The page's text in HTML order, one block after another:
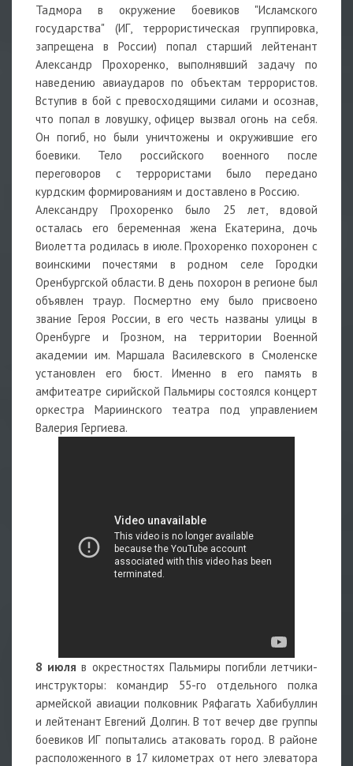
Тадмора в окружение боевиков "Исламского
государства" (ИГ, террористическая группировка,
запрещена в России) попал старший лейтенант
Александр Прохоренко, выполнявший задачу по
наведению авиаударов по объектам террористов.
Вступив в бой с превосходящими силами и осознав,
что попал в ловушку, офицер вызвал огонь на себя.
Он погиб, но были уничтожены и окружившие его
боевики. Тело российского военного после
переговоров с террористами было передано
курдским формированиям и доставлено в Россию.
Александру Прохоренко было 25 лет, вдовой
осталась его беременная жена Екатерина, дочь
Виолетта родилась в июле. Прохоренко похоронен с
воинскими почестями в родном селе Городки
Оренбургской области. В день похорон в регионе был
объявлен траур. Посмертно ему было присвоено
звание Героя России, в его честь названы улицы в
Оренбурге и Грозном, на территории Военной
академии им. Маршала Василевского в Смоленске
установлен его бюст. Именно в его память в
амфитеатре сирийской Пальмиры состоялся концерт
оркестра Мариинского театра под управлением
Валерия Гергиева.
8 июля в окрестностях Пальмиры погибли летчики-
инструкторы: командир 55-го отдельного полка
армейской авиации полковник Ряфагать Хабибуллин
и лейтенант Евгений Долгин. В тот вечер две группы
боевиков ИГ попытались атаковать город. В районе
расположенного в 17 километрах от него элеватора